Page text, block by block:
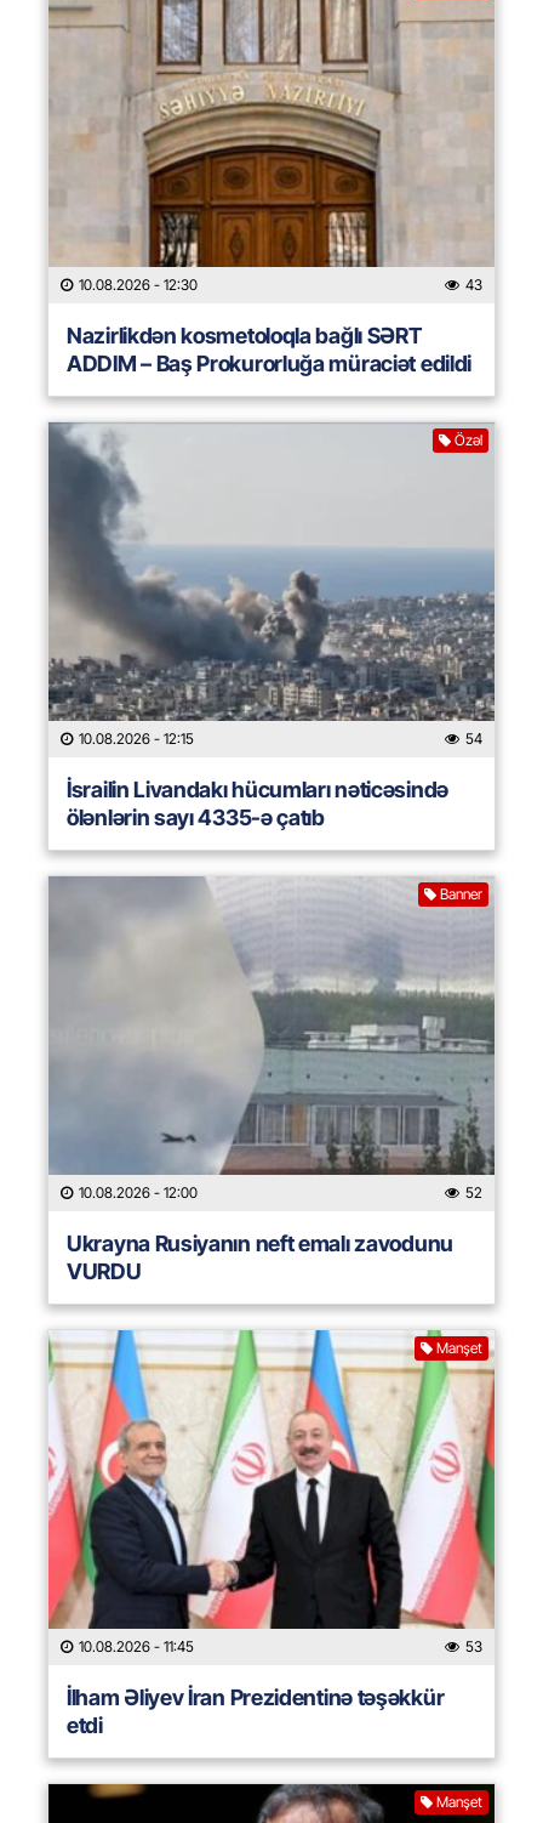
10.08.2026 - 12:30 43
Nazirlikdən kosmetoloqla bağlı SƏRT
ADDIM – Baş Prokurorluğa müraciət edildi
Özəl
10.08.2026 - 12:15 54
İsrailin Livandakı hücumları nəticəsində
ölənlərin sayı 4335-ə çatıb
Banner
10.08.2026 - 12:00 52
Ukrayna Rusiyanın neft emalı zavodunu
VURDU
Manşet
10.08.2026 - 11:45 53
İlham Əliyev İran Prezidentinə təşəkkür
etdi
Manşet